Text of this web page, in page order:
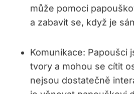
může pomoci
a zabavit se, když je
Komunikace: Papoušci
tvory a mohou se cítit
nejsou dostatečně